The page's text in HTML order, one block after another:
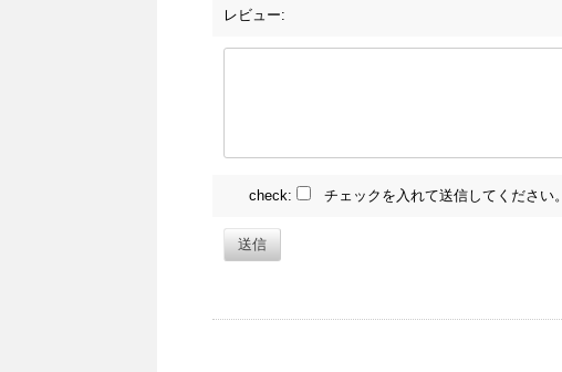
レビュー:
check: チェックを入れて送信してください。
送信